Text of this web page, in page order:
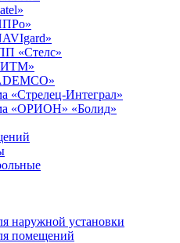
«Стелс»
«Стрелец-Интеграл»
«ОРИОН» «Болид»
наружной установки
помещений